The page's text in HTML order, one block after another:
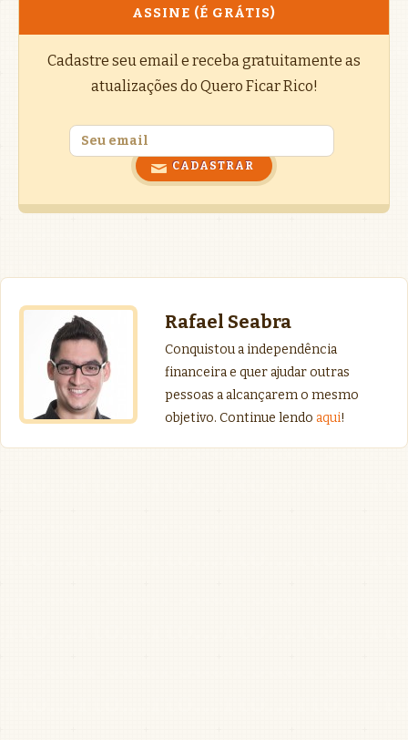
ASSINE (É GRÁTIS)
Cadastre seu email e receba gratuitamente as
atualizações do Quero Ficar Rico!
Rafael Seabra
Conquistou a independência
financeira e quer ajudar outras
pessoas a alcançarem o mesmo
objetivo. Continue lendo aqui!